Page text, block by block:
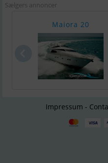
Sælgers annoncer
Maiora 20
Impressum -